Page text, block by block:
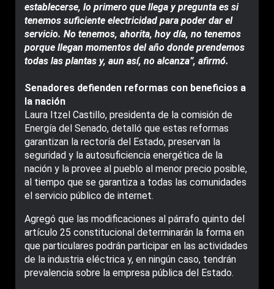
establecerse, lo primero que llega y pregunta es si
tenemos suficiente electricidad para poder dar el
servicio. No tenemos, ahorita, hoy día, no tenemos
porque llegan momentos del año donde prendemos
todas las plantas y, aun así, no alcanza”, afirmó.
Senadores defienden reformas con beneficios a
la nación
Laura Itzel Castillo, presidenta de la comisión de
Energía del Senado, detalló que estas reformas
garantizan la rectoría del Estado, preservan la
seguridad y la autosuficiencia energética de la
nación y la provee al pueblo al menor precio posible,
al tiempo que se garantiza a todas las comunidades
el servicio público de internet.
Agregó que las modificaciones al párrafo quinto del
artículo 25 constitucional determinarán la forma en
que particulares podrán participar en las actividades
de la industria eléctrica y, en ningún caso, tendrán
prevalencia sobre la empresa pública del Estado.